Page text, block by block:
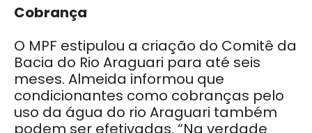
Cobrança
O MPF estipulou a criação do Comitê da
Bacia do Rio Araguari para até seis
meses. Almeida informou que
condicionantes como cobranças pelo
uso da água do rio Araguari também
podem ser efetivadas. “Na verdade